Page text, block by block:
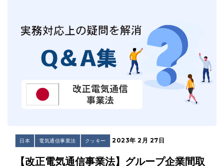
日本 電気通信事業法 クッキー 2023年 2月 27日
【改正電気通信事業法】グループ企業間取